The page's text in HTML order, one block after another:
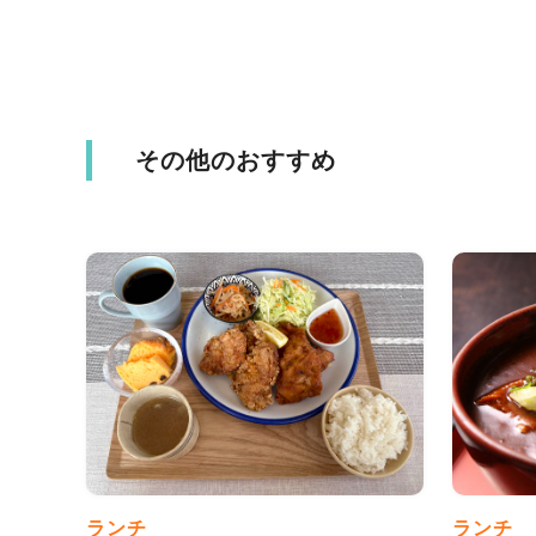
その他のおすすめ
ランチ ランチ